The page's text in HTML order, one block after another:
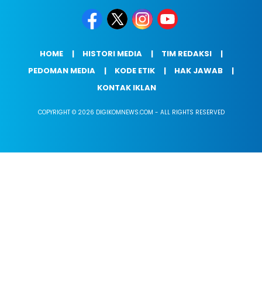
HOME HISTORI MEDIA
TIM REDAKSI
PEDOMAN MEDIA
KODE ETIK
HAK JAWAB
KONTAK IKLAN
COPYRIGHT © 2026 DIGIKOMNEWS.COM - ALL RIGHTS RESERVED